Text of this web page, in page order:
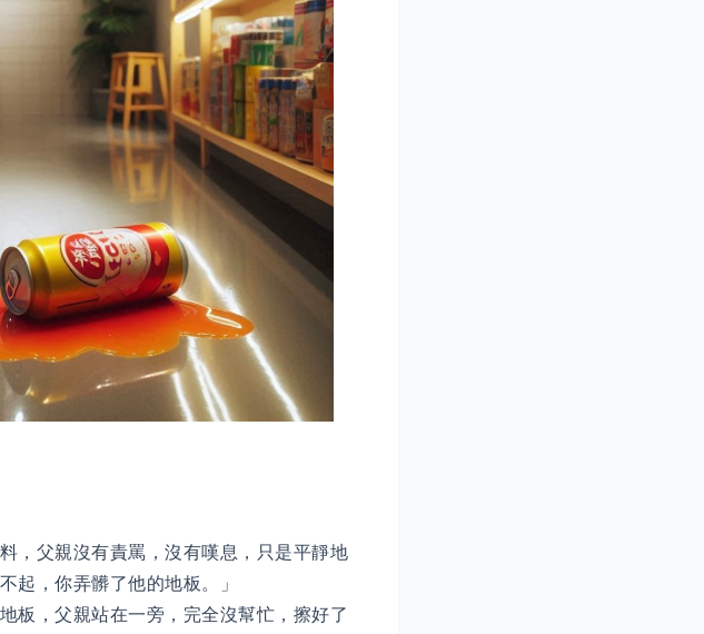
，父親沒有責罵，沒有嘆息，只是平靜地
起，你弄髒了他的地板。」
板，父親站在一旁，完全沒幫忙，擦好了